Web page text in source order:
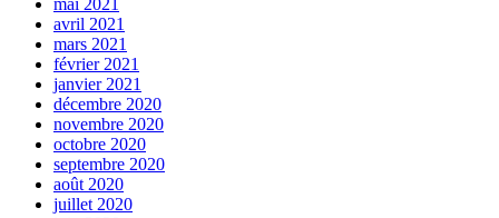
avril 2021
mars 2021
février 2021
janvier 2021
décembre 2020
novembre 2020
octobre 2020
septembre 2020
août 2020
juillet 2020